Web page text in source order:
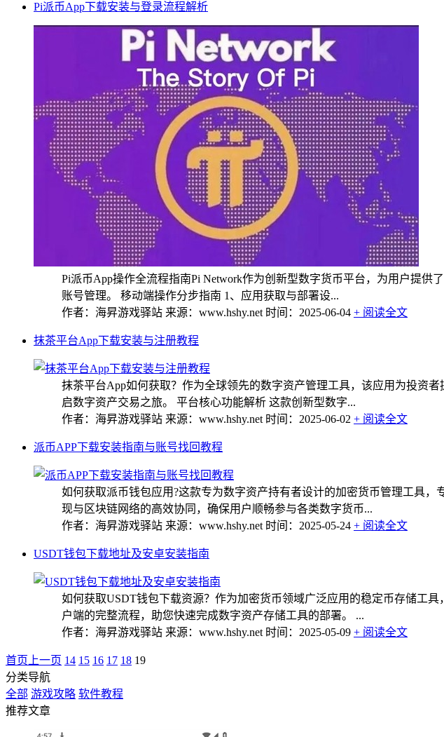
Pi派币App下载安装与登录流程解析
Pi派币App操作全流程指南Pi Network作为创新型数字货币平台，为用户提
账号管理。 移动端操作分步指南 1、应用获取与部署设...
作者：海昇游戏驿站 来源：www.hshy.net 时间：2025-06-04 + 阅读全文
抹茶平台App下载安装与注册教程
抹茶平台App如何获取？作为全球领先的数字资产管理工具，该应用为投资
启数字资产交易之旅。 平台核心功能解析 这款创新型数字...
作者：海昇游戏驿站 来源：www.hshy.net 时间：2025-06-02 + 阅读全文
派币APP下载安装指南与账号找回教程
如何获取派币钱包应用?这款专为数字资产持有者设计的加密货币管理工具
现与区块链网络的高效协同，确保用户顺畅参与各类数字货币...
作者：海昇游戏驿站 来源：www.hshy.net 时间：2025-05-24 + 阅读全文
USDT钱包下载地址及安卓安装指南
如何获取USDT钱包下载资源？作为加密货币领域广泛应用的稳定币存储工
户端的完整流程，助您快速完成数字资产存储工具的部署。 ...
作者：海昇游戏驿站 来源：www.hshy.net 时间：2025-05-09 + 阅读全文
首页 上一页 14 15 16 17 18 19
分类导航
全部 游戏攻略 软件教程
推荐文章